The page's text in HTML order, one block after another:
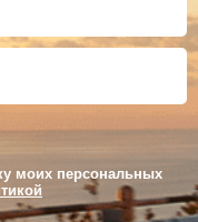
моих персональных